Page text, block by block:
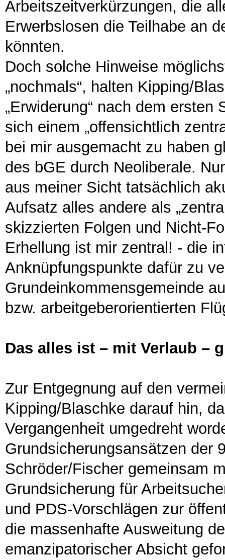
Arbeitszeitverkürzungen, die
Erwerbslosen die Teilhabe an
könnten.
Doch solche Hinweise
„nochmals“, halten Kipping/
„Erwiderung“ nach dem
sich einem „offensichtlich
bei mir ausgemacht zu haben
des bGE durch Neoliberale.
aus meiner Sicht tatsächlich
Aufsatz alles andere als
skizzierten Folgen und Nicht-
Erhellung ist mir zentral! - die
Anknüpfungspunkte dafür zu
Grundeinkommensgemeinde
bzw. arbeitgeberorientierten
Das alles ist – mit Verlaub –
Zur Entgegnung auf den
Kipping/Blaschke darauf hin,
Vergangenheit umgedreht
Grundsicherungsansätzen der
Schröder/Fischer gemeinsam
Grundsicherung für
und PDS-Vorschlägen zur
die massenhafte Ausweitung
emanzipatorischer Absicht